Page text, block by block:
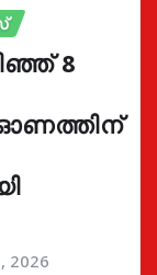
8
ഓണത്തിന്
2026